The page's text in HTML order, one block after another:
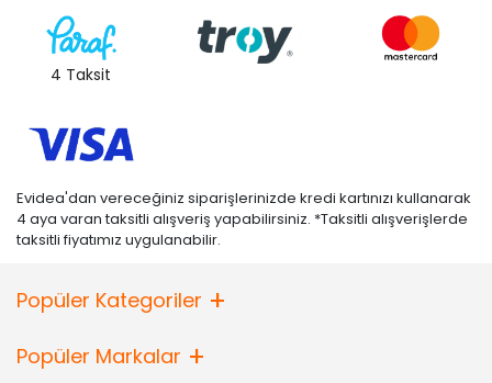
4 Taksit
Evidea'dan vereceğiniz siparişlerinizde kredi kartınızı kullanarak
4 aya varan taksitli alışveriş yapabilirsiniz. *Taksitli alışverişlerde
taksitli fiyatımız uygulanabilir.
Popüler Kategoriler
Popüler Markalar